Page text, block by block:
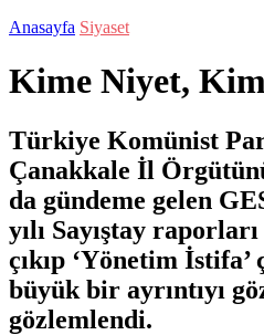
Anasayfa Siyaset
Kime Niyet,
Türkiye Komünist
Çanakkale İl
da gündeme gelen
yılı Sayıştay
çıkıp ‘Yönetim İstifa’
büyük bir ayrıntıyı
gözlemlendi.